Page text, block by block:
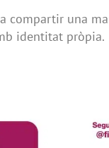
compartir una
identitat pròpia.